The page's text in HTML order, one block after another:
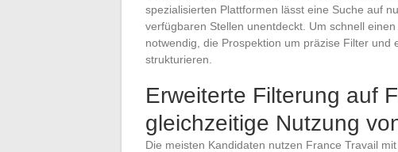
spezialisierten Plattformen lässt eine Suche auf
verfügbaren Stellen unentdeckt. Um schnell
notwendig, die Prospektion um präzise Filter und
strukturieren.
Erweiterte Filterung auf
gleichzeitige Nutzung
Die meisten Kandidaten nutzen France Travail